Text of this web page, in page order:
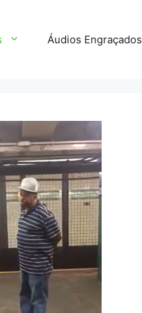
Áudios Engraçados